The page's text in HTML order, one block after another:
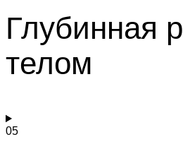
Глубинная
телом
05